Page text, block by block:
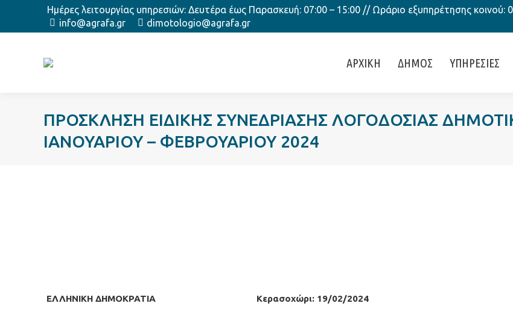
Ημέρες λειτουργίας υπηρεσιών: Δευτέρα έως Παρασκευή: 07:00 – 15:00 // Ωράριο εξυπηρέτησης κοινού:
info@agrafa.gr
dimotologio@agrafa.gr
ΑΡΧΙΚΗ ΔΗΜΟΣ ΥΠΗΡΕΣΙΕΣ
ΠΡΟΣΚΛΗΣΗ ΕΙΔΙΚΗΣ ΣΥΝΕΔΡΙΑΣΗΣ ΛΟΓΟΔΟΣΙΑΣ
ΙΑΝΟΥΑΡΙΟΥ – ΦΕΒΡΟΥΑΡΙΟΥ 2024
ΕΛΛΗΝΙΚΗ ΔΗΜΟΚΡΑΤΙΑ Κερασοχώρι: 19/02/2024